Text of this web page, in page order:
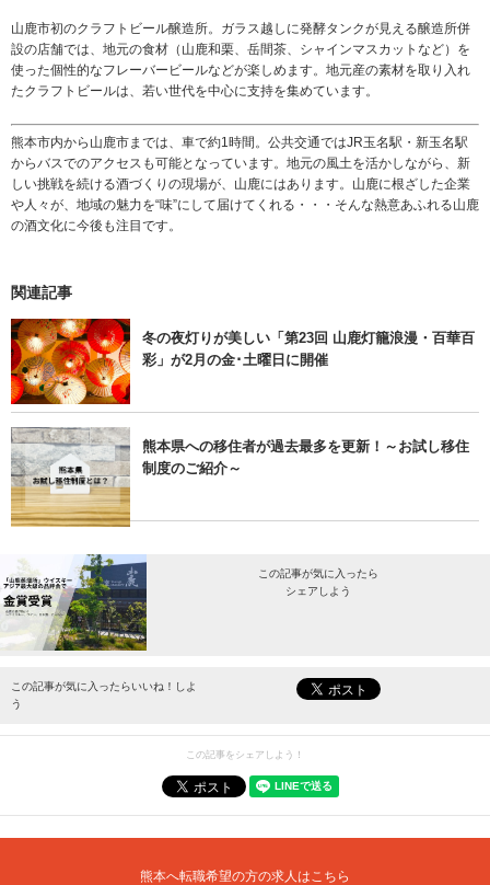
山鹿市初のクラフトビール醸造所。ガラス越しに発酵タンクが見える醸造所併
設の店舗では、地元の食材（山鹿和栗、岳間茶、シャインマスカットなど）を
使った個性的なフレーバービールなどが楽しめます。地元産の素材を取り入れ
たクラフトビールは、若い世代を中心に支持を集めています。
熊本市内から山鹿市までは、車で約1時間。公共交通ではJR玉名駅・新玉名駅
からバスでのアクセスも可能となっています。地元の風土を活かしながら、新
しい挑戦を続ける酒づくりの現場が、山鹿にはあります。山鹿に根ざした企業
や人々が、地域の魅力を“味”にして届けてくれる・・・そんな熱意あふれる山鹿
の酒文化に今後も注目です。
関連記事
冬の夜灯りが美しい「第23回 山鹿灯籠浪漫・百華百
彩」が2月の金･土曜日に開催
熊本県への移住者が過去最多を更新！～お試し移住
制度のご紹介～
この記事が気に入ったら
シェアしよう
最新情報をお届けします。
この記事が気に入ったらいいね！しよ
う
この記事をシェアしよう！
熊本へ転職希望の方の求人はこちら